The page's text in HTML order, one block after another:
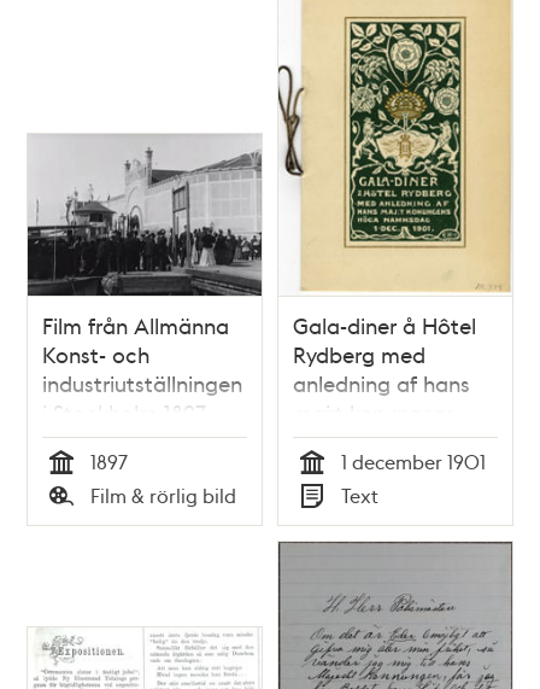
Film från Allmänna
Konst- och
industriutställningen
i Stockholm 1897
(Jubileumsutställningen)
Tid
1897
Typ
Film & rörlig bild
Gala-diner å Hôtel
Rydberg med
anledning af hans
maj:t konungens
höga namnsdag 1
dec. 1901
Tid
1 december 1901
Typ
Text